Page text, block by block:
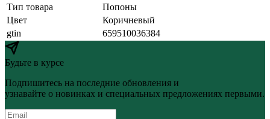
Тип товара
Попоны
Цвет
Коричневый
gtin
659510036384
Будьте в курсе
Подпишитесь на последние обновления и
узнавайте о новинках и специальных предложениях первыми.